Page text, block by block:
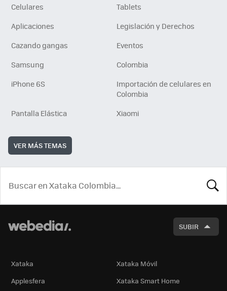
Celulares
Tablets
Aplicaciones
Legislación y Derechos
Cazando gangas
Eventos
Samsung
Colombia
iPhone 6S
Importación de celulares en
Colombia
Pantalla Elástica
Xiaomi
VER MÁS TEMAS
SUBIR
Xataka
Xataka Móvil
Applesfera
Xataka Smart Home